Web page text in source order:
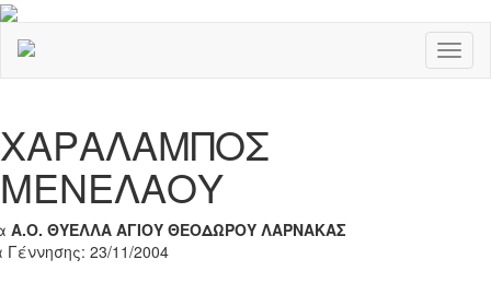
ΧΑΡΑΛΑΜΠΟΣ
ΜΕΝΕΛΑΟΥ
Α.Ο. ΘΥΕΛΛΑ ΑΓΙΟΥ ΘΕΟΔΩΡΟΥ ΛΑΡΝΑΚΑΣ
Γέννησης: 23/11/2004